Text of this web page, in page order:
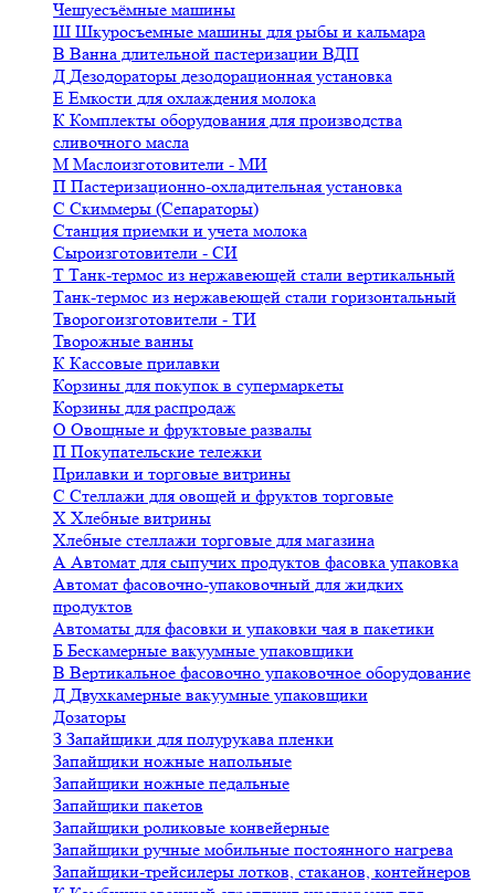
Чешуесъёмные машины
Ш Шкуросъемные машины для рыбы и кальмара
В Ванна длительной пастеризации ВДП
Д Дезодораторы дезодорационная установка
Е Емкости для охлаждения молока
К Комплекты оборудования для производства
сливочного масла
М Маслоизготовители - МИ
П Пастеризационно-охладительная установка
С Скиммеры (Сепараторы)
Станция приемки и учета молока
Сыроизготовители - СИ
Т Танк-термос из нержавеющей стали вертикальный
Танк-термос из нержавеющей стали горизонтальный
Творогоизготовители - ТИ
Творожные ванны
К Кассовые прилавки
Корзины для покупок в супермаркеты
Корзины для распродаж
О Овощные и фруктовые развалы
П Покупательские тележки
Прилавки и торговые витрины
С Стеллажи для овощей и фруктов торговые
Х Хлебные витрины
Хлебные стеллажи торговые для магазина
А Автомат для сыпучих продуктов фасовка упаковка
Автомат фасовочно-упаковочный для жидких
продуктов
Автоматы для фасовки и упаковки чая в пакетики
Б Бескамерные вакуумные упаковщики
В Вертикальное фасовочно упаковочное оборудование
Д Двухкамерные вакуумные упаковщики
Дозаторы
З Запайщики для полурукава пленки
Запайщики ножные напольные
Запайщики ножные педальные
Запайщики пакетов
Запайщики роликовые конвейерные
Запайщики ручные мобильные постоянного нагрева
Запайщики-трейсилеры лотков, стаканов, контейнеров